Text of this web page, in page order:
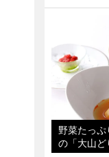
野菜たっ
の「大山ど